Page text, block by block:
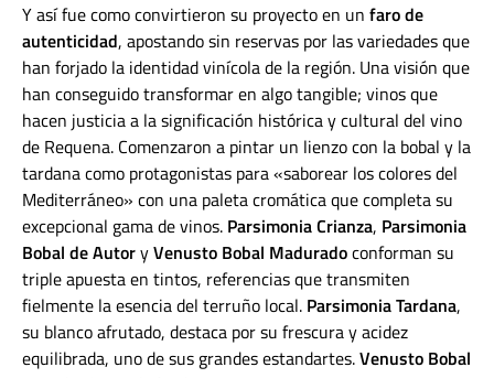
Y así fue como convirtieron su proyecto en un faro de
autenticidad, apostando sin reservas por las variedades que
han forjado la identidad vinícola de la región. Una visión que
han conseguido transformar en algo tangible; vinos que
hacen justicia a la significación histórica y cultural del vino
de Requena. Comenzaron a pintar un lienzo con la bobal y la
tardana como protagonistas para «saborear los colores del
Mediterráneo» con una paleta cromática que completa su
excepcional gama de vinos. Parsimonia Crianza, Parsimonia
Bobal de AutoryVenusto Bobal Maduradoconforman su
triple apuesta en tintos, referencias que transmiten
fielmente la esencia del terruño local. Parsimonia Tardana,
su blanco afrutado, destaca por su frescura y acidez
equilibrada, uno de sus grandes estandartes.Venusto Bobal